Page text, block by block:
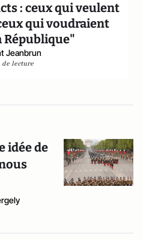
: ceux qui veulent
qui voudraient
Jeanbrun
de lecture
idée de